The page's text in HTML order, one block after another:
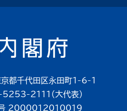
都千代田区永田町1-6-1
2111（大代表）
号 2000012010019